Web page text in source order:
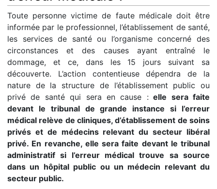
Toute personne victime de faute médicale doit être
informée par le professionnel, l’établissement de santé,
les services de santé ou l’organisme concerné des
circonstances et des causes ayant entraîné le
dommage, et ce, dans les 15 jours suivant sa
découverte. L’action contentieuse dépendra de la
nature de la structure de l’établissement public ou
privé de santé qui sera en cause :elle sera faite
devant le tribunal de grande instance si l’erreur
médical relève de cliniques, d’établissement de soins
privés et de médecins relevant du secteur libéral
privé. En revanche, elle sera faite devant le tribunal
administratif si l’erreur médical trouve sa source
dans un hôpital public ou un médecin relevant du
secteur public.